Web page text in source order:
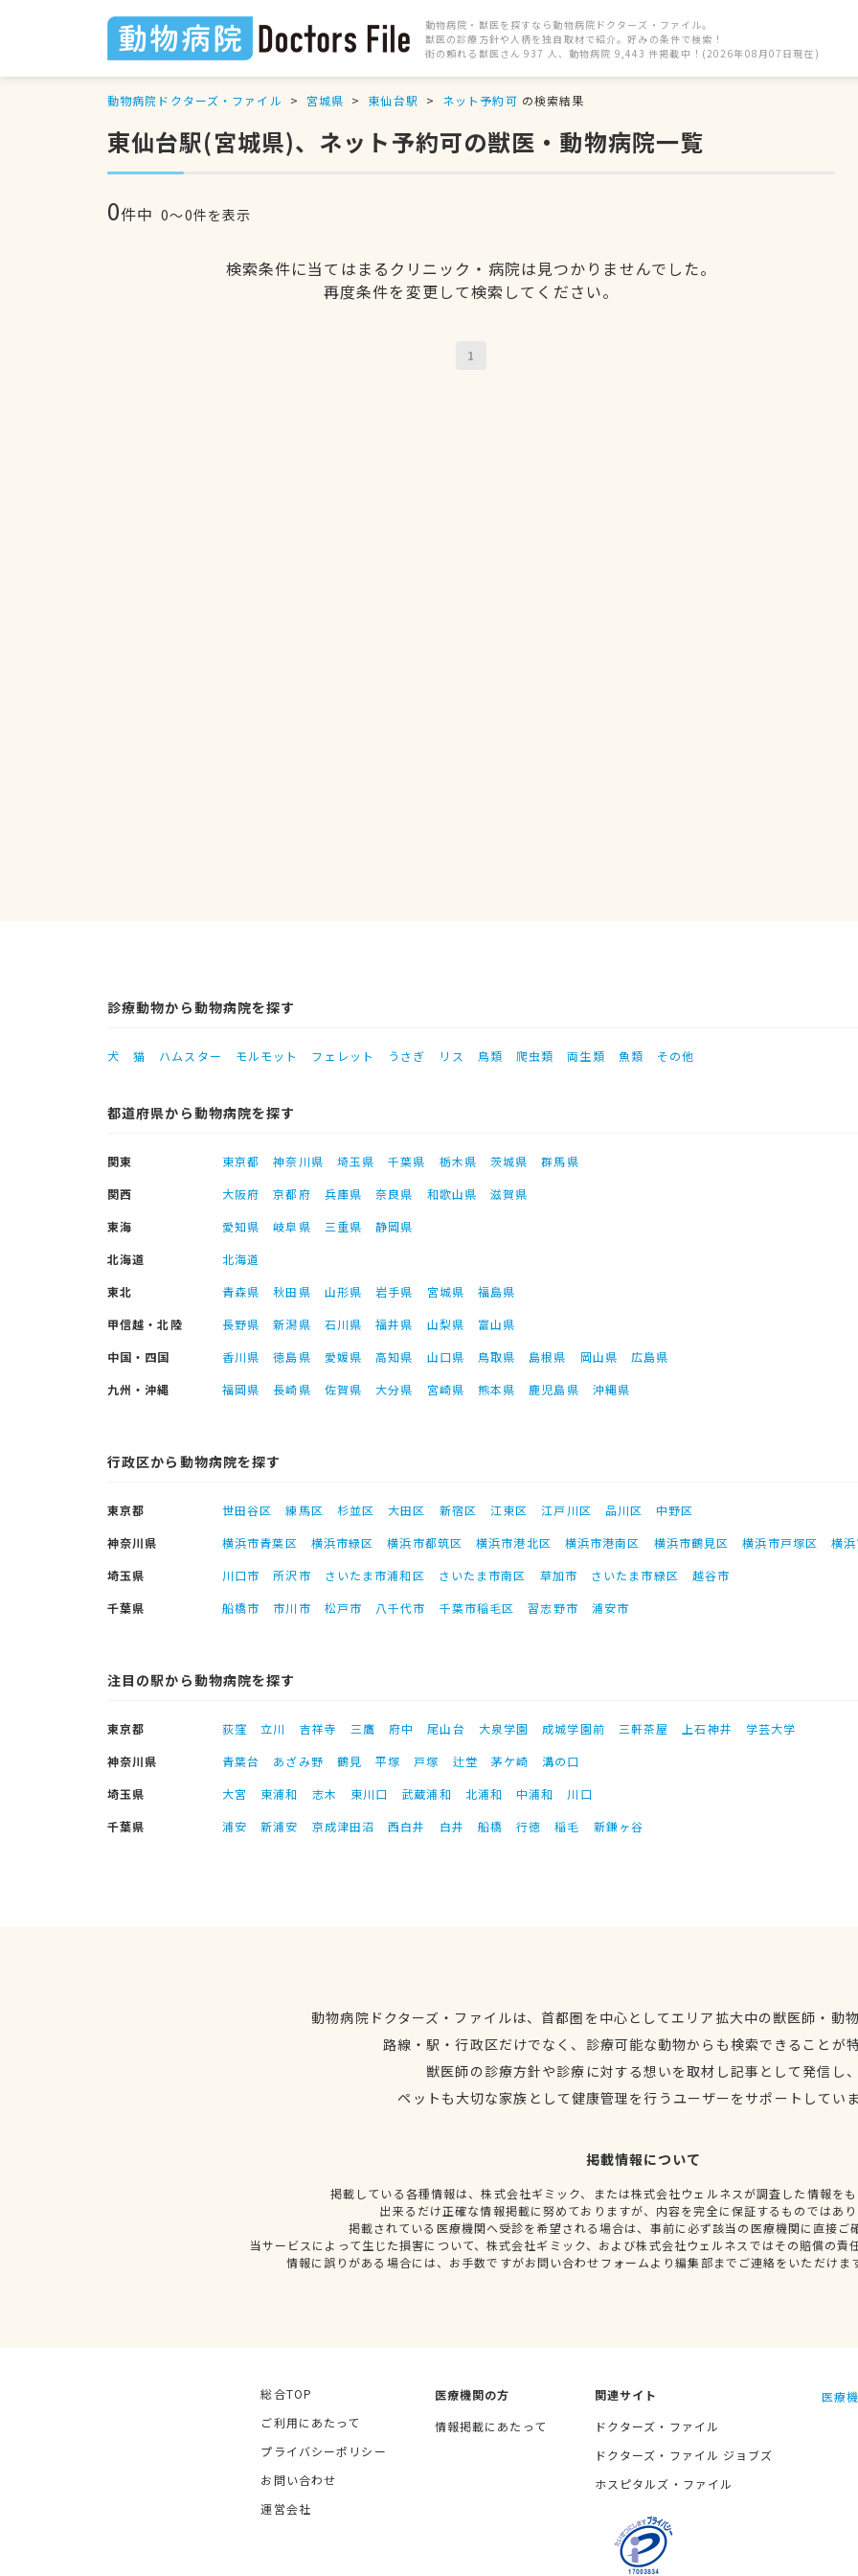
動物病院・獣医を探すなら動物病院ドクターズ・ファイル。
獣医の診療方針や人柄を独自取材で紹介。好みの条件で検索！
街の頼れる獣医さん 937 人、動物病院 9,443 件掲載中！(2026年08月07日現在)
動物病院ドクターズ・ファイル 宮城県 東仙台駅 ネット予約可 の検索結果
東仙台駅(宮城県)、ネット予約可の獣医・動物病院一覧
0件中 0〜0件を表示
検索条件に当てはまるクリニック・病院は見つかりませんでした。
再度条件を変更して検索してください。
1
診療動物から動物病院を探す
犬 猫 ハムスター モルモット フェレット うさぎ リス 鳥類 爬虫類 両生類 魚類 その他
都道府県から動物病院を探す
関東 東京都 神奈川県 埼玉県 千葉県 栃木県 茨城県
群馬県
関西
大阪府 京都府 兵庫県 奈良県 和歌山県
滋賀県
東海
愛知県 岐阜県 三重県
静岡県
北海道
北海道
東北
青森県 秋田県 山形県 岩手県 宮城県
福島県
甲信越・北陸
長野県 新潟県 石川県 福井県 山梨県
富山県
中国・四国
香川県 徳島県 愛媛県 高知県 山口県 鳥取県 島根県 岡山県
広島県
九州・沖縄
福岡県 長崎県 佐賀県 大分県 宮崎県 熊本県 鹿児島県 沖縄県
行政区から動物病院を探す
東京都 世田谷区 練馬区 杉並区 大田区 新宿区 江東区 江戸川区 品川区
中野区
神奈川県
横浜市青葉区 横浜市緑区 横浜市都筑区 横浜市港北区 横浜市港南区 横浜市鶴見区 横浜市戸塚区
横
埼玉県
川口市 所沢市 さいたま市浦和区 さいたま市南区 草加市 さいたま市緑区
越谷市
千葉県
船橋市 市川市 松戸市 八千代市 千葉市稲毛区 習志野市 浦安市
注目の駅から動物病院を探す
東京都 荻窪 立川 吉祥寺 三鷹 府中 尾山台 大泉学園 成城学園前 三軒茶屋 上石神井
学芸大学
神奈川県
青葉台 あざみ野 鶴見 平塚 戸塚 辻堂 茅ケ崎
溝の口
埼玉県
大宮 東浦和 志木 東川口 武蔵浦和 北浦和 中浦和
川口
千葉県
浦安 新浦安 京成津田沼 西白井 白井 船橋 行徳 稲毛 新鎌ヶ谷
動物病院ドクターズ・ファイルは、首都圏を中心としてエリア拡大中の獣医師・動
路線・駅・行政区だけでなく、診療可能な動物からも検索できることが
獣医師の診療方針や診療に対する想いを取材し記事として発信し
ペットも大切な家族として健康管理を行うユーザーをサポートしてい
掲載情報について
掲載している各種情報は、株式会社ギミック、または株式会社ウェルネスが調査した情報を
出来るだけ正確な情報掲載に努めておりますが、内容を完全に保証するものではあ
掲載されている医療機関へ受診を希望される場合は、事前に必ず該当の医療機関に直接ご
当サービスによって生じた損害について、株式会社ギミック、および株式会社ウェルネスではその賠償の責
情報に誤りがある場合には、お手数ですがお問い合わせフォームより編集部までご連絡をいただけま
総合TOP
ご利用にあたって
プライバシーポリシー
お問い合わせ
運営会社
医療機関の方
情報掲載にあたって
関連サイト
ドクターズ・ファイル
ドクターズ・ファイル ジョブズ
ホスピタルズ・ファイル
医療